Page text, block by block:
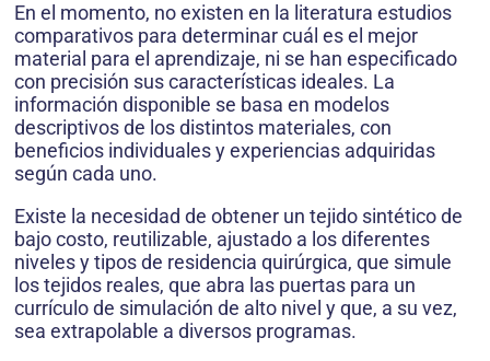
En el momento, no existen en la literatura es­tudios
comparativos para determinar cuál es el mejor
material para el aprendizaje, ni se han especificado
con precisión sus características ideales. La
información disponible se basa en modelos
descriptivos de los distintos materia­les, con
beneficios individuales y experiencias adquiridas
según cada uno.
Existe la necesidad de obtener un tejido sin­tético de
bajo costo, reutilizable, ajustado a los diferentes
niveles y tipos de residencia quirúr­gica, que simule
los tejidos reales, que abra las puertas para un
currículo de simulación de alto nivel y que, a su vez,
sea extrapolable a diversos programas.